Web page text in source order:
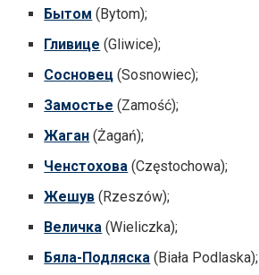
Бытом (Bytom);
Гливице (Gliwice);
Сосновец (Sosnowiec);
Замостье (Zamość);
Жаган (Żagań);
Ченстохова (Częstochowa);
Жешув (Rzeszów);
Величка (Wieliczka);
Бяла-Подляска (Biała Podlaska);